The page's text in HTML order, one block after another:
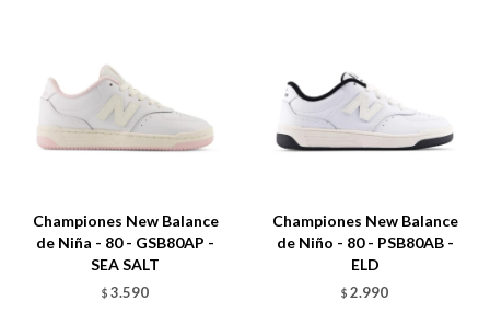
Championes New Balance
de Niña - 80 - GSB80AP -
SEA SALT
$ 3.590
Championes New Balance
de Niño - 80 - PSB80AB -
ELD
$ 2.990